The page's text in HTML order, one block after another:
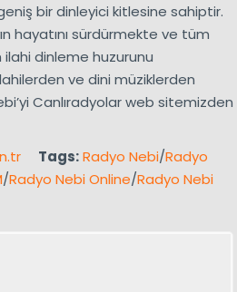
bir dinleyici kitlesine sahiptir.
hayatını sürdürmekte ve tüm
dinleme huzurunu
ve dini müziklerden
Canlıradyolar web sitemizden
Tags:Radyo Nebi/Radyo
/Radyo Nebi Online/Radyo Nebi